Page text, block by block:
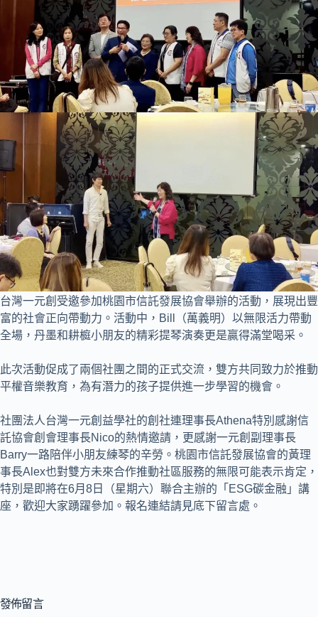
台灣一元創受邀參加桃園市信託發展協會舉辦的活動，展現出豐
富的社會正向帶動力。活動中，Bill（萬義明）以無限活力帶動
全場，丹墨和耕榳小朋友的精彩提琴演奏更是贏得滿堂喝采。
此次活動促成了兩個社團之間的正式交流，雙方共同致力於推動
平權音樂教育，為有潛力的孩子提供進一步學習的機會。
社團法人台灣一元創益學社的創社連理事長Athena特別感謝信
託協會創會理事長Nico的熱情邀請，更感謝一元創副理事長
Barry一路陪伴小朋友練琴的辛勞。桃園市信託發展協會的黃理
事長Alex也對雙方未來合作推動社區服務的無限可能表示肯定，
特別是即將在6月8日（星期六）聯合主辦的「ESG碳金融」講
座，歡迎大家踴躍參加。報名連結請見底下留言處。
發佈留言